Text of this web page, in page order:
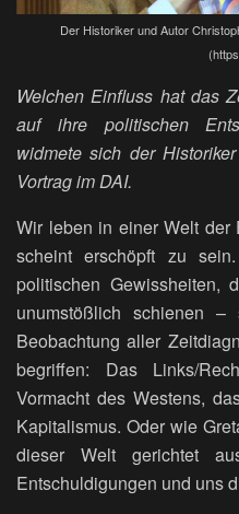
Der Historiker und Autor
Welchen Einfluss hat das
auf ihre politischen
widmete sich der
Vortrag im DAI.
Wir leben in einer Welt der
scheint erschöpft zu
politischen Gewissheiten,
unumstößlich schienen
Beobachtung aller
begriffen: Das Links/
Vormacht des Westens,
Kapitalismus. Oder wie
dieser Welt gerichtet
Entschuldigungen und uns